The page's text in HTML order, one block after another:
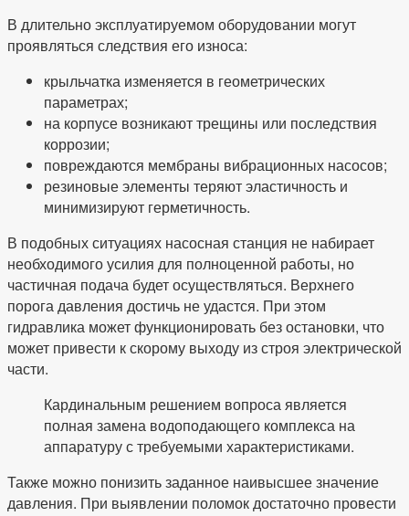
В длительно эксплуатируемом оборудовании могут
проявляться следствия его износа:
крыльчатка изменяется в геометрических
параметрах;
на корпусе возникают трещины или последствия
коррозии;
повреждаются мембраны вибрационных насосов;
резиновые элементы теряют эластичность и
минимизируют герметичность.
В подобных ситуациях насосная станция не набирает
необходимого усилия для полноценной работы, но
частичная подача будет осуществляться. Верхнего
порога давления достичь не удастся. При этом
гидравлика может функционировать без остановки, что
может привести к скорому выходу из строя электрической
части.
Кардинальным решением вопроса является
полная замена водоподающего комплекса на
аппаратуру с требуемыми характеристиками.
Также можно понизить заданное наивысшее значение
давления. При выявлении поломок достаточно провести